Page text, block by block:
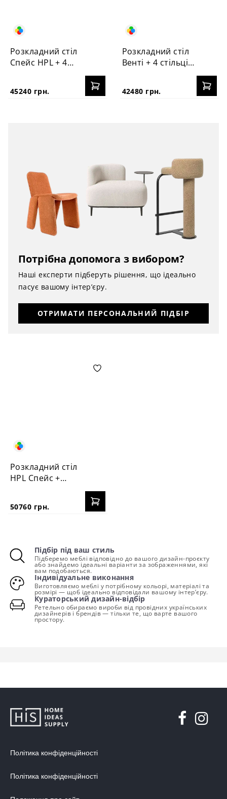
Розкладний стіл
Спейс HPL + 4
45240 грн.
Розкладний стіл
Венті + 4 стільці
42480 грн.
Потрібна допомога з вибором?
Наші експерти підберуть рішення, що ідеально
пасує вашому інтер’єру.
ОТРИМАТИ ПЕРСОНАЛЬНИЙ ПІДБІР
Розкладний стіл
HPL Спейс +
50760 грн.
Підбір під ваш стиль
Підберемо меблі відповідно до вашого дизайн-проєкту
або знайдемо ідеальні варіанти за зображеннями, які
вам подобаються.
Індивідуальне виконання
Виготовляємо меблі у потрібному кольорі, матеріалі та
розмірі — щоб ідеально відповідали вашому інтер’єру.
Кураторський дизайн-відбір
Ретельно обираємо вироби від провідних українських
дизайнерів і брендів — тільки те, що варте вашого
простору.
Політика конфіденційності
Політика конфіденційності